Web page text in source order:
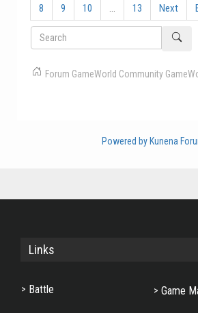
8
9 10 ... 13 Next
Forum GameWorld Community
Powered by Kunena
Links
Battle Game